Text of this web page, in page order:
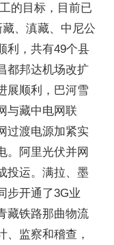
的目标，目前已
、滇藏、中尼公
利，共有49个县
都邦达机场改扩
展顺利，巴河雪
与藏中电网联
过渡电源加紧实
。阿里光伏并网
投运。满拉、墨
步开通了3G业
藏铁路那曲物流
、监察和稽查，